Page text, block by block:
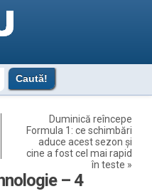
Duminică reîncepe
Formula 1: ce schimbări
aduce acest sezon și
cine a fost cel mai rapid
în teste »
– 4